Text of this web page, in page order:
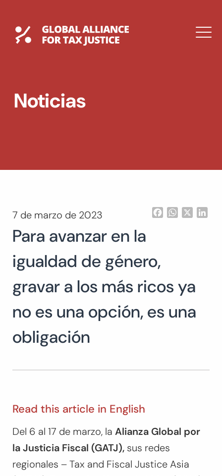
contenidoGlobal Tax Justice
DROPDOWN
Buscar:
Noticias
7 de marzo de 2023 FacebookWhatsApp
Para avanzar en la
igualdad de género,
gravar a los más ricos ya
no es una opción, es una
obligación
Read this article in English
Del 6 al 17 de marzo, la Alianza Global por
la Justicia Fiscal (GATJ), sus redes
regionales – Tax and Fiscal Justice Asia